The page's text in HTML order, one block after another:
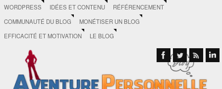
WORDPRESS IDÉES ET CONTENU
RÉFÉRENCEMENT
COMMUNAUTÉ DU BLOG
MONÉTISER UN BLOG
EFFICACITÉ ET MOTIVATION
LE BLOG